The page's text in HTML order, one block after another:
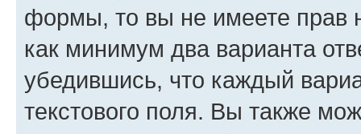
формы, то вы не имеете прав
как минимум два варианта
убедившись, что каждый
текстового поля. Вы также